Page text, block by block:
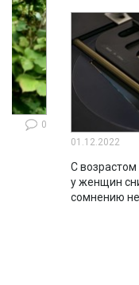
0
01.12.2022
С возрастом
у женщин
сомнению